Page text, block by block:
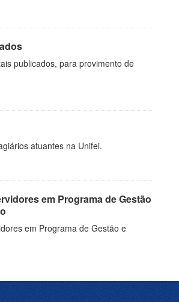
publicados, para provimento de
atuantes na Unifei.
em Programa de Gestão
em Programa de Gestão e